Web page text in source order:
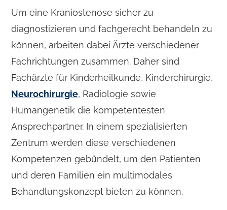
Um eine Kraniostenose sicher zu
diagnostizieren und fachgerecht behandeln zu
können, arbeiten dabei Ärzte verschiedener
Fachrichtungen zusammen. Daher sind
Fachärzte für Kinderheilkunde, Kinderchirurgie,
Neurochirurgie, Radiologie sowie
Humangenetik die kompetentesten
Ansprechpartner. In einem spezialisierten
Zentrum werden diese verschiedenen
Kompetenzen gebündelt, um den Patienten
und deren Familien ein multimodales
Behandlungskonzept bieten zu können.